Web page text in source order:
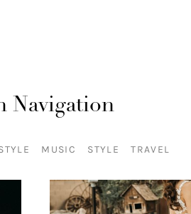
Navigation
MUSIC STYLE TRAVEL